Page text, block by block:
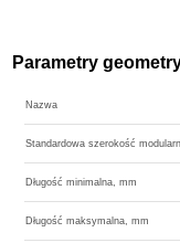
Parametry
Nazwa
Standardowa szerokość
Długość minimalna, mm
Długość maksymalna, mm